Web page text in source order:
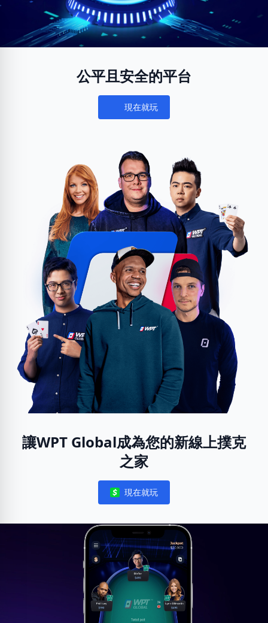
公平且安全的平台
Notifications
現在就玩
讓WPT Global成為您的新線上撲克
之家
Notifications
現在就玩